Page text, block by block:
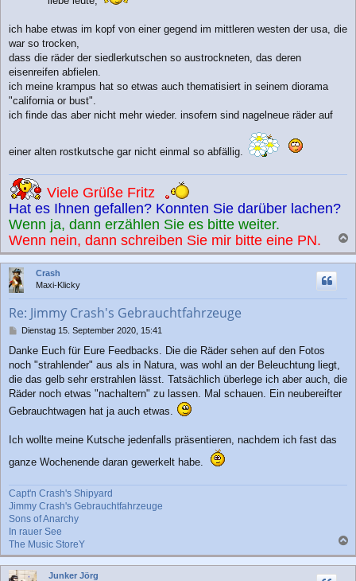
ich habe etwas im kopf von einer gegend im mittleren westen der usa, die
war so trocken,
dass die räder der siedlerkutschen so austrockneten, das deren
eisenreifen abfielen.
ich meine krampus hat so etwas auch thematisiert in seinem diorama
"california or bust".
ich finde das aber nicht mehr wieder. insofern sind nagelneue räder auf
einer alten rostkutsche gar nicht einmal so abfällig.
Viele Grüße Fritz
Hat es Ihnen gefallen? Konnten Sie darüber lachen?
Wenn ja, dann erzählen Sie es bitte weiter.
Wenn nein, dann schreiben Sie mir bitte eine PN.
a
c
Crash
Maxi-Klicky
Re: Jimmy Crash's Gebrauchtfahrzeuge
B
i
t
r
a
Dienstag 15. September 2020, 15:41
Danke Euch für Eure Feedbacks. Die die Räder sehen auf den Fotos
noch "strahlender" aus als in Natura, was wohl an der Beleuchtung liegt,
die das gelb sehr erstrahlen lässt. Tatsächlich überlege ich aber auch, die
Räder noch etwas "nachaltern" zu lassen. Mal schauen. Ein neubereifter
Gebrauchtwagen hat ja auch etwas.
Ich wollte meine Kutsche jedenfalls präsentieren, nachdem ich fast das
ganze Wochenende daran gewerkelt habe.
Capt'n Crash's Shipyard
Jimmy Crash's Gebrauchtfahrzeuge
Sons of Anarchy
In rauer See
The Music StoreY
a
c
Junker Jörg